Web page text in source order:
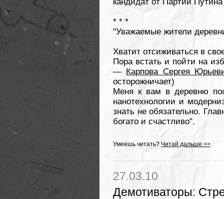
* * *
"Уважаемые жители
Хватит отсиживаться в
Пора встать и пойти на
— Карпова Сергея
осторожничает)
Меня к вам в деревню
нанотехнологии и
знать не обязательно.
богато и счастливо".
Умеешь читать? Читай дальше >>
27.03.10
Демотиваторы: